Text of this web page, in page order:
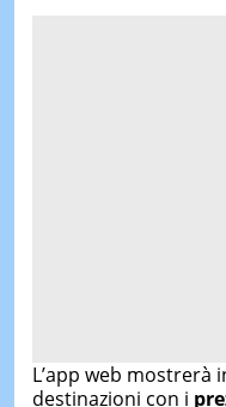
L’app web mostrerà
destinazioni con i